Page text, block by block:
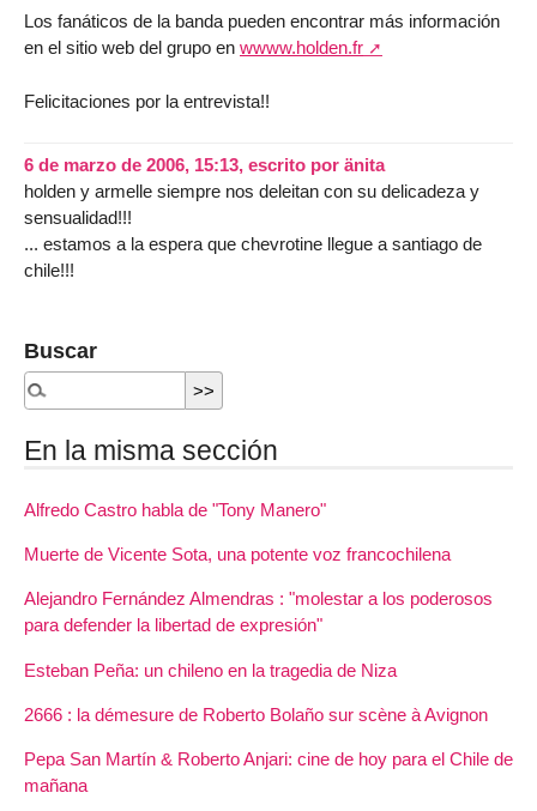
Los fanáticos de la banda pueden encontrar más información
en el sitio web del grupo en wwww.holden.fr
Felicitaciones por la entrevista!!
6 de marzo de 2006, 15:13, escrito por änita
holden y armelle siempre nos deleitan con su delicadeza y
sensualidad!!!
... estamos a la espera que chevrotine llegue a santiago de
chile!!!
Buscar
En la misma sección
Alfredo Castro habla de "Tony Manero"
Muerte de Vicente Sota, una potente voz francochilena
Alejandro Fernández Almendras : "molestar a los poderosos
para defender la libertad de expresión"
Esteban Peña: un chileno en la tragedia de Niza
2666 : la démesure de Roberto Bolaño sur scène à Avignon
Pepa San Martín & Roberto Anjari: cine de hoy para el Chile de
mañana